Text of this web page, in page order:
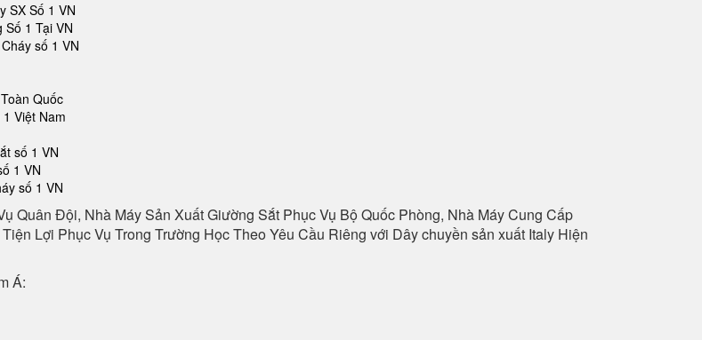
SX Số 1 VN
Số 1 Tại VN
số 1 VN
Quốc
Việt Nam
số 1 VN
1 VN
số 1 VN
Quân Đội, Nhà Máy Sản Xuất Giường Sắt Phục Vụ Bộ Quốc Phòng, Nhà Máy Cung Cấp
Lợi Phục Vụ Trong Trường Học Theo Yêu Cầu Riêng với Dây chuyền sản xuất Italy Hiện
Á: